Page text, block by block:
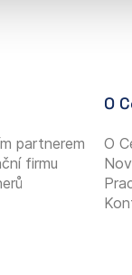
partnerem
firmu
O
O